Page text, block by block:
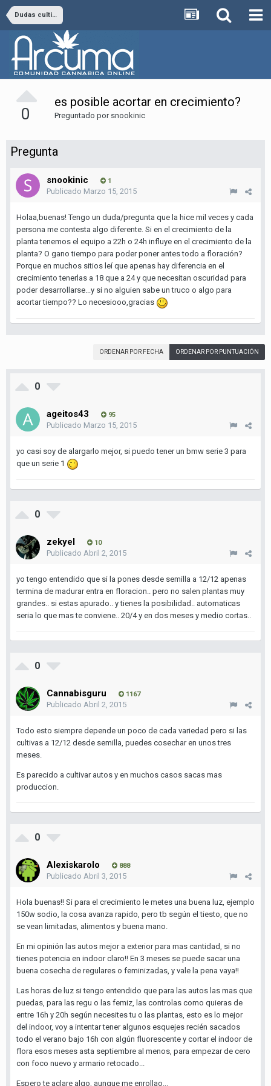
Dudas cultivo en Interior e Hidroponico
0
es posible acortar en crecimiento?
Preguntado por snookinic
Pregunta
snookinic 1
Publicado Marzo 15, 2015
Holaa,buenas! Tengo un duda/pregunta que la hice mil veces y cada
persona me contesta algo diferente. Si en el crecimiento de la
planta tenemos el equipo a 22h o 24h influye en el crecimiento de la
planta? O gano tiempo para poder poner antes todo a floración?
Porque en muchos sitios leí que apenas hay diferencia en el
crecimiento tenerlas a 18 que a 24 y que necesitan oscuridad para
poder desarrollarse...y si no alguien sabe un truco o algo para
acortar tiempo?? Lo necesiooo,gracias
ORDENAR POR PUNTUACIÓN
ORDENAR POR FECHA
0
ageitos43 95
Publicado Marzo 15, 2015
yo casi soy de alargarlo mejor, si puedo tener un bmw serie 3 para
que un serie 1
0
zekyel 10
Publicado Abril 2, 2015
yo tengo entendido que si la pones desde semilla a 12/12 apenas
termina de madurar entra en floracion.. pero no salen plantas muy
grandes.. si estas apurado.. y tienes la posibilidad.. automaticas
seria lo que mas te conviene.. 20/4 y en dos meses y medio cortas..
0
Cannabisguru 1167
Publicado Abril 2, 2015
Todo esto siempre depende un poco de cada variedad pero si las
cultivas a 12/12 desde semilla, puedes cosechar en unos tres
meses.
Es parecido a cultivar autos y en muchos casos sacas mas
produccion.
0
Alexiskarolo 888
Publicado Abril 3, 2015
Hola buenas!! Si para el crecimiento le metes una buena luz, ejemplo
150w sodio, la cosa avanza rapido, pero tb según el tiesto, que no
se vean limitadas, alimentos y buena mano.
En mi opinión las autos mejor a exterior para mas cantidad, si no
tienes potencia en indoor claro!! En 3 meses se puede sacar una
buena cosecha de regulares o feminizadas, y vale la pena vaya!!
Las horas de luz si tengo entendido que para las autos las mas que
puedas, para las regu o las femiz, las controlas como quieras de
entre 16h y 20h según necesites tu o las plantas, esto es lo mejor
del indoor, voy a intentar tener algunos esquejes recién sacados
todo el verano bajo 16h con algún fluorescente y cortar el indoor de
flora esos meses asta septiembre al menos, para empezar de cero
con foco nuevo y armario retocado...
Espero te aclare algo, aunque me enrollao...